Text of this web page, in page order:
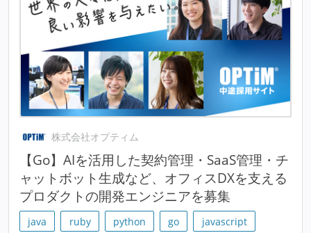
株式会社オプティム
【Go】AIを活用した契約管理・SaaS管理・チ
ャットボット生成など、オフィスDXを支える
プロダクトの開発エンジニアを募集
java ruby python go
javascript